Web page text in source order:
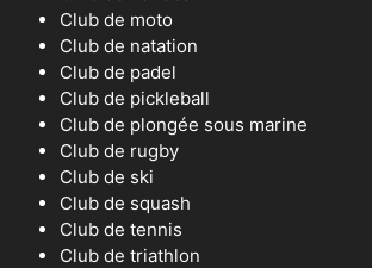
Club de moto
Club de natation
Club de padel
Club de pickleball
Club de plongée sous marine
Club de rugby
Club de ski
Club de squash
Club de tennis
Club de triathlon